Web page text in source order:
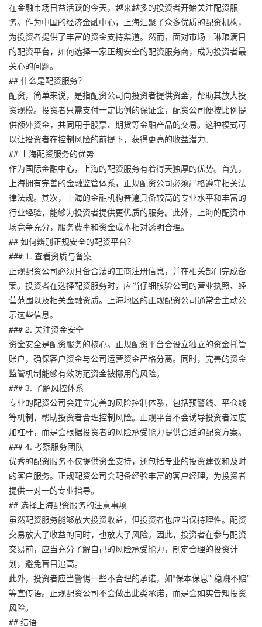
在金融市场日益活跃的今天，越来越多的投资者开始关注配资服
务。作为中国的经济金融中心，上海汇聚了众多优质的配资机构，
为投资者提供了丰富的资金支持渠道。然而，面对市场上琳琅满目
的配资平台，如何选择一家正规安全的配资服务商，成为投资者最
关心的问题。
## 什么是配资服务？
配资，简单来说，是指配资公司向投资者提供资金，帮助其放大投
资规模。投资者只需支付一定比例的保证金，配资公司便按比例提
供额外资金，共同用于股票、期货等金融产品的交易。这种模式可
以让投资者在控制风险的前提下，获得更高的收益潜力。
## 上海配资服务的优势
作为国际金融中心，上海的配资服务有着得天独厚的优势。首先，
上海拥有完善的金融监管体系，正规配资公司必须严格遵守相关法
律法规。其次，上海的金融机构普遍具备较高的专业水平和丰富的
行业经验，能够为投资者提供更优质的服务。此外，上海的配资市
场竞争充分，服务费率和资金成本相对透明合理。
## 如何辨别正规安全的配资平台？
### 1. 查看资质与备案
正规配资公司必须具备合法的工商注册信息，并在相关部门完成备
案。投资者在选择配资服务时，应当仔细核验公司的营业执照、经
营范围以及相关金融资质。上海地区的正规配资公司通常会主动公
示这些信息。
### 2. 关注资金安全
资金安全是配资服务的核心。正规配资平台会设立独立的资金托管
账户，确保客户资金与公司运营资金严格分离。同时，完善的资金
监管机制能够有效防范资金被挪用的风险。
### 3. 了解风控体系
专业的配资公司会建立完善的风险控制体系，包括预警线、平仓线
等机制，帮助投资者合理控制风险。正规平台不会诱导投资者过度
加杠杆，而是会根据投资者的风险承受能力提供合适的配资方案。
### 4. 考察服务团队
优秀的配资服务不仅提供资金支持，还包括专业的投资建议和及时
的客户服务。正规配资公司会配备经验丰富的客户经理，为投资者
提供一对一的专业指导。
## 选择上海配资服务的注意事项
虽然配资服务能够放大投资收益，但投资者也应当保持理性。配资
交易放大了收益的同时，也放大了风险。因此，投资者在参与配资
交易前，应当充分了解自己的风险承受能力，制定合理的投资计
划，避免盲目追高。
此外，投资者应当警惕一些不合理的承诺，如“保本保息”“稳赚不赔”
等宣传语。正规配资公司不会做出此类承诺，而是会如实告知投资
风险。
## 结语